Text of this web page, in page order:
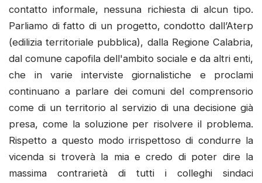
contatto informale, nessuna richiesta di alcun tipo.
Parliamo di fatto di un progetto, condotto dall’Aterp
(edilizia territoriale pubblica), dalla Regione Calabria,
dal comune capofila dell'ambito sociale e da altri enti,
che in varie interviste giornalistiche e proclami
continuano a parlare dei comuni del comprensorio
come di un territorio al servizio di una decisione già
presa, come la soluzione per risolvere il problema.
Rispetto a questo modo irrispettoso di condurre la
vicenda si troverà la mia e credo di poter dire la
massima contrarietà di tutti i colleghi sindaci